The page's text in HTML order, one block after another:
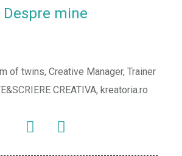
Despre mine
of twins, Creative Manager, Trainer
CREATIVA, kreatoria.ro